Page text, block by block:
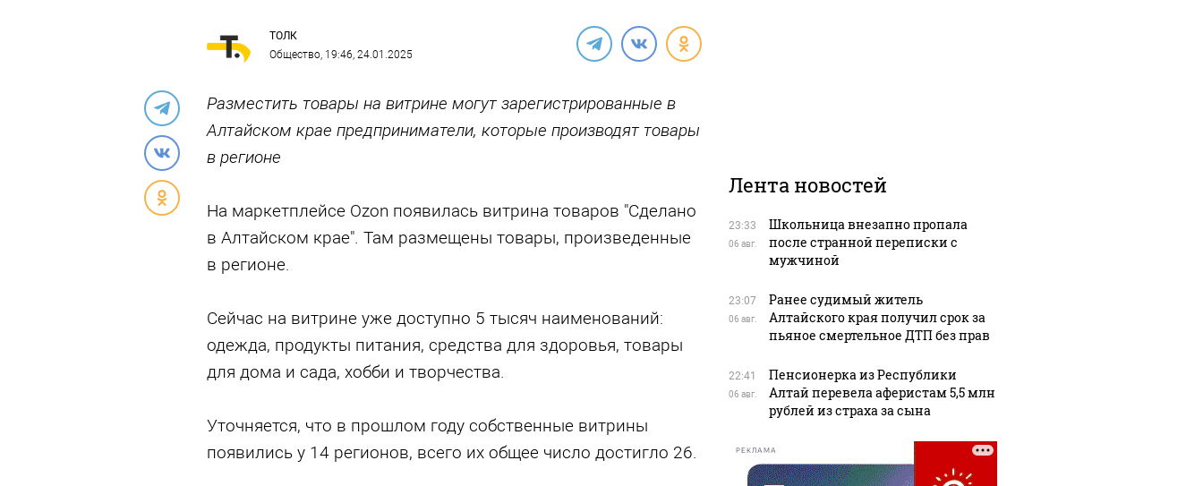
ТОЛК
Общество, 19:46, 24.01.2025
Разместить товары на витрине могут зарегистрированные в
Алтайском крае предприниматели, которые производят товары
в регионе
На маркетплейсе Ozon появилась витрина товаров "Сделано
в Алтайском крае". Там размещены товары, произведенные
в регионе.
Сейчас на витрине уже доступно 5 тысяч наименований:
одежда, продукты питания, средства для здоровья, товары
для дома и сада, хобби и творчества.
Уточняется, что в прошлом году собственные витрины
появились у 14 регионов, всего их общее число достигло 26.
Лента новостей
23:33
06 авг.
Школьница внезапно пропала
после странной переписки с
мужчиной
23:07
06 авг.
Ранее судимый житель
Алтайского края получил срок за
пьяное смертельное ДТП без прав
22:41
06 авг.
Пенсионерка из Республики
Алтай перевела аферистам 5,5 млн
рублей из страха за сына
РЕКЛАМА